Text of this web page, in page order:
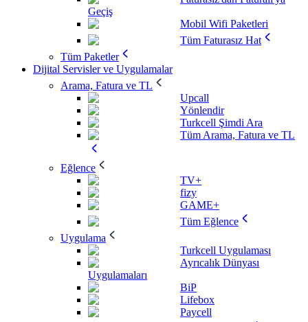
Geçiş
Mobil Wifi Paketleri
Tüm Faturasız Hat
Tüm Paketler
Dijital Servisler ve Uygulamalar
Arama, Fatura ve TL
Upcall
Yönlendir
Turkcell Şimdi Ara
Tüm Arama, Fatura ve TL
Eğlence
TV+
fizy
GAME+
Tüm Eğlence
Uygulama
Turkcell Uygulaması
Ayrıcalık Dünyası
Uygulamaları
BiP
Lifebox
Paycell